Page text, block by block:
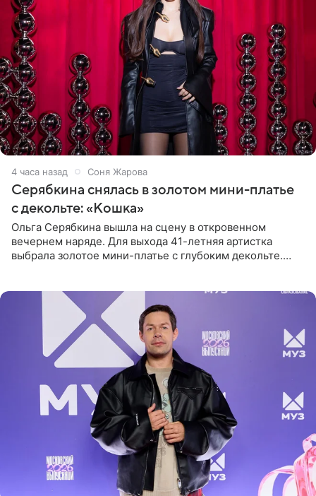
4 часа назад Соня Жарова
Серябкина снялась в золотом мини-платье
с декольте: «Кошка»
Ольга Серябкина вышла на сцену в откровенном
вечернем наряде. Для выхода 41-летняя артистка
выбрала золотое мини-платье с глубоким декольте.